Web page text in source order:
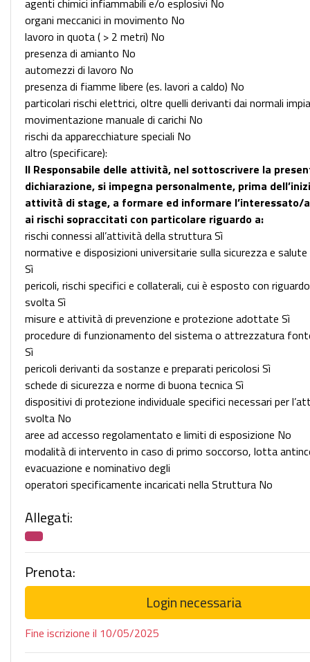
agenti chimici infiammabili e/o esplosivi No
organi meccanici in movimento No
lavoro in quota ( > 2 metri) No
presenza di amianto No
automezzi di lavoro No
presenza di fiamme libere (es. lavori a caldo) No
particolari rischi elettrici, oltre quelli derivanti dai normali
movimentazione manuale di carichi No
rischi da apparecchiature speciali No
altro (specificare):
Il Responsabile delle attività, nel sottoscrivere la
dichiarazione, si impegna personalmente, prima
attività di stage, a formare ed informare l’interessato/
ai rischi sopraccitati con particolare riguardo a:
rischi connessi all’attività della struttura Sì
normative e disposizioni universitarie sulla sicurezza e
Sì
pericoli, rischi specifici e collaterali, cui è esposto con
svolta Sì
misure e attività di prevenzione e protezione adottate Sì
procedure di funzionamento del sistema o attrezzatura
Sì
pericoli derivanti da sostanze e preparati pericolosi Sì
schede di sicurezza e norme di buona tecnica Sì
dispositivi di protezione individuale specifici necessari per
svolta No
aree ad accesso regolamentato e limiti di esposizione No
modalità di intervento in caso di primo soccorso, lotta
evacuazione e nominativo degli
operatori specificamente incaricati nella Struttura No
Allegati:
Prenota:
Login necessaria
Fine iscrizione il 10/05/2025